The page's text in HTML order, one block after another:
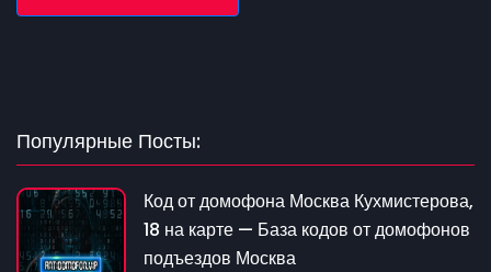
Популярные Посты:
Код от домофона Москва Кухмистерова,
18 на карте — База кодов от домофонов
подъездов Москва